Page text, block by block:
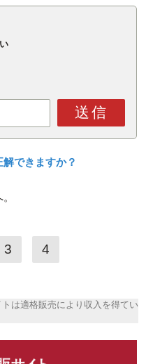
送信
できますか？
3 4
は適格販売により収入を得てい